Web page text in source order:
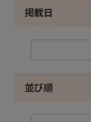
掲載日
並び順